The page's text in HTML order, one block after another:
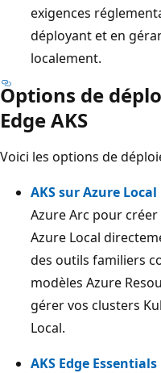
exigences
déployant et en
localement.
Options de
Edge AKS
Voici les options de
AKS sur Azure Local
Azure Arc pour
Azure Local
des outils familiers
modèles Azure
gérer vos clusters
Local.
AKS Edge Essentials